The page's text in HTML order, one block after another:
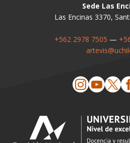
Sede Las
Las Encinas 3370,
+562 2978 7505 —